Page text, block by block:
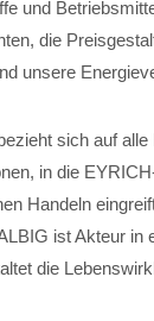
und
die
unsere
sich auf alle
in die
Handeln
ist Akteur in
die